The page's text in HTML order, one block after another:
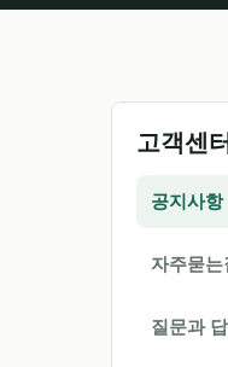
고객센터
공지사항
자주묻는
질문과